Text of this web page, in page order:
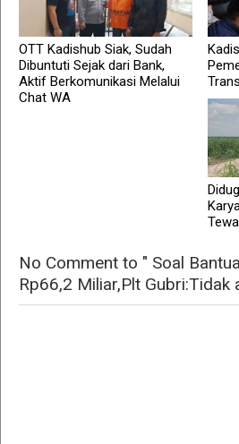
OTT Kadishub Siak, Sudah
Dibuntuti Sejak dari Bank,
Aktif Berkomunikasi Melalui
Chat WA
No Comment to " Soal
Rp66,2 Miliar,Plt Gubri:Tidak